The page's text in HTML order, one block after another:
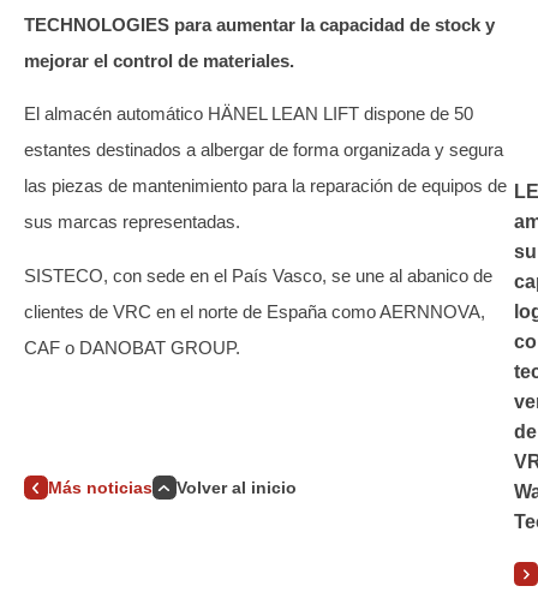
TECHNOLOGIES para aumentar la capacidad de stock y
mejorar el control de materiales.
El almacén automático HÄNEL LEAN LIFT dispone de 50
estantes destinados a albergar de forma organizada y segura
las piezas de mantenimiento para la reparación de equipos de
sus marcas representadas.
SISTECO, con sede en el País Vasco, se une al abanico de
clientes de VRC en el norte de España como AERNNOVA,
CAF o DANOBAT GROUP.
Más noticias Volver al inicio
su
de